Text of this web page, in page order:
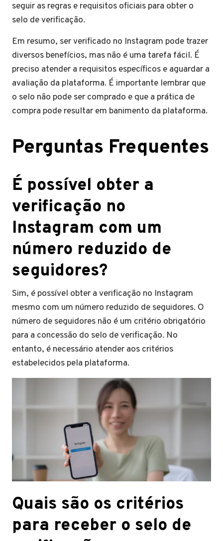
seguir as regras e requisitos oficiais para obter o
selo de verificação.
Em resumo, ser verificado no Instagram pode trazer
diversos benefícios, mas não é uma tarefa fácil. É
preciso atender a requisitos específicos e aguardar a
avaliação da plataforma. É importante lembrar que
o selo não pode ser comprado e que a prática de
compra pode resultar em banimento da plataforma.
Perguntas Frequentes
É possível obter a
verificação no
Instagram com um
número reduzido de
seguidores?
Sim, é possível obter a verificação no Instagram
mesmo com um número reduzido de seguidores. O
número de seguidores não é um critério obrigatório
para a concessão do selo de verificação. No
entanto, é necessário atender aos critérios
estabelecidos pela plataforma.
Quais são os critérios
para receber o selo de